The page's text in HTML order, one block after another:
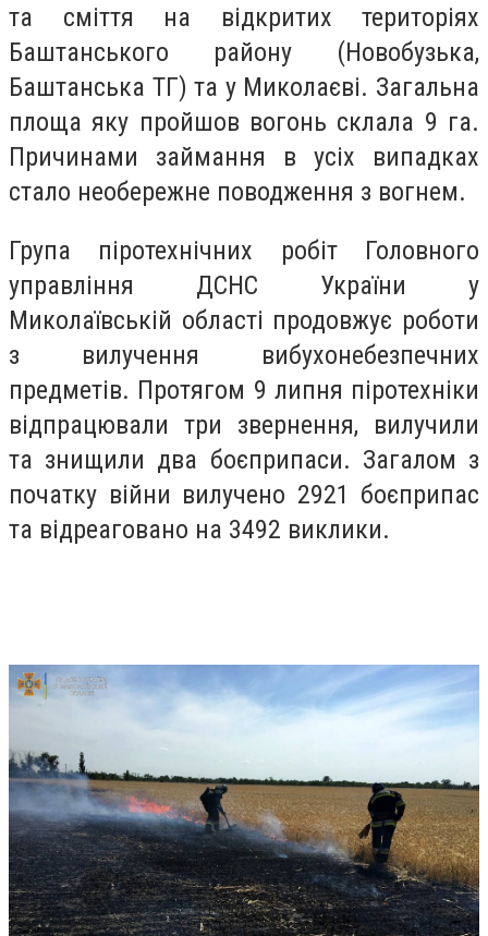
та сміття на відкритих територіях
Баштанського району (Новобузька,
Баштанська ТГ) та у Миколаєві. Загальна
площа яку пройшов вогонь склала 9 га.
Причинами займання в усіх випадках
стало необережне поводження з вогнем.
Група піротехнічних робіт Головного
управління ДСНС України у
Миколаївській області продовжує роботи
з вилучення вибухонебезпечних
предметів. Протягом 9 липня піротехніки
відпрацювали три звернення, вилучили
та знищили два боєприпаси. Загалом з
початку війни вилучено 2921 боєприпас
та відреаговано на 3492 виклики.